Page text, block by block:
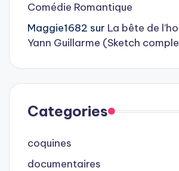
Comédie Romantique
Maggie1682 sur La bête de
Yann Guillarme (Sketch
Categories
coquines
documentaires